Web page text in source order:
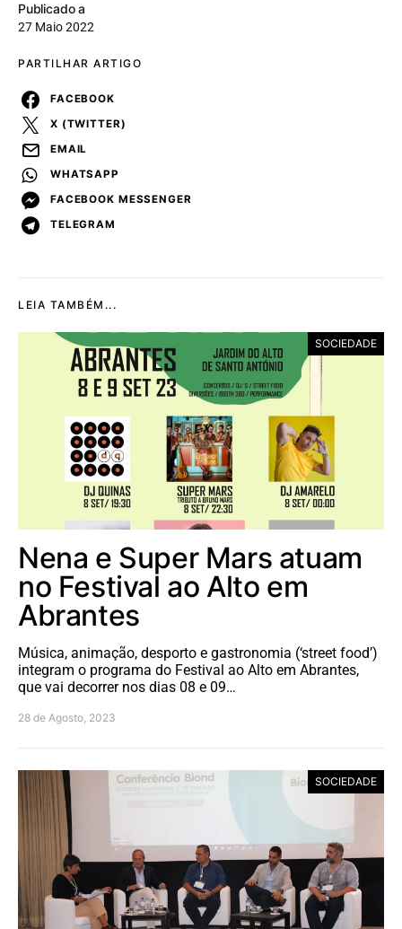
Publicado a
27 Maio 2022
PARTILHAR ARTIGO
FACEBOOK
X (TWITTER)
EMAIL
WHATSAPP
FACEBOOK MESSENGER
TELEGRAM
LEIA TAMBÉM...
SOCIEDADE
Nena e Super Mars atuam
no Festival ao Alto em
Abrantes
Música, animação, desporto e gastronomia (‘street food’)
integram o programa do Festival ao Alto em Abrantes,
que vai decorrer nos dias 08 e 09…
28 de Agosto, 2023
SOCIEDADE